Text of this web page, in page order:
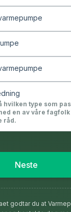
hvilken type som
en av våre fagfolk
råd.
Neste
godtar du at